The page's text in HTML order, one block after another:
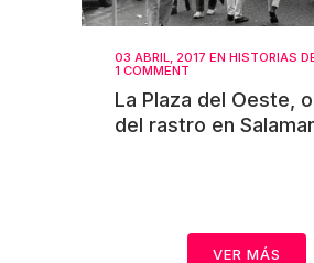
03 ABRIL, 2017 EN HISTORIAS
1 COMMENT
La Plaza del Oeste,
del rastro en
VER MÁS